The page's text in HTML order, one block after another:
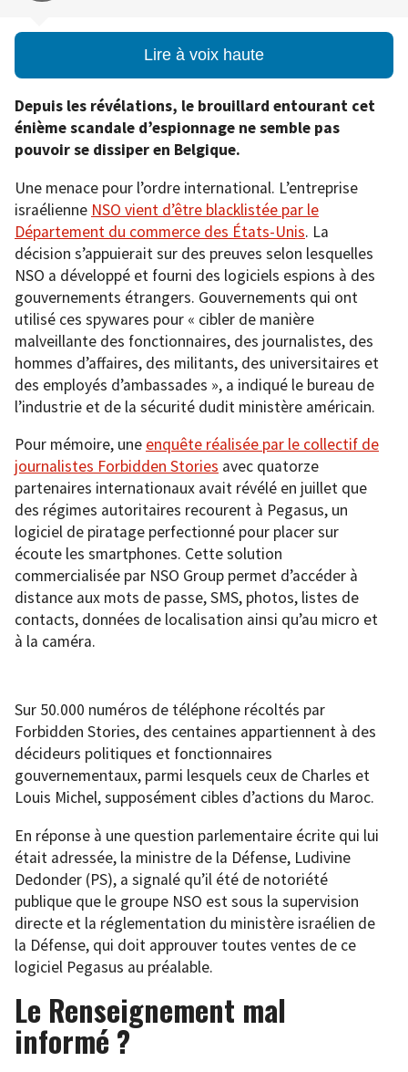
Lire à voix haute
Depuis les révélations, le brouillard entourant cet
énième scandale d’espionnage ne semble pas
pouvoir se dissiper en Belgique.
Une menace pour l’ordre international. L’entreprise
israélienne NSO vient d’être blacklistée par le
Département du commerce des États-Unis. La
décision s’appuierait sur des preuves selon lesquelles
NSO a développé et fourni des logiciels espions à des
gouvernements étrangers. Gouvernements qui ont
utilisé ces spywares pour « cibler de manière
malveillante des fonctionnaires, des journalistes, des
hommes d’affaires, des militants, des universitaires et
des employés d’ambassades », a indiqué le bureau de
l’industrie et de la sécurité dudit ministère américain.
Pour mémoire, une enquête réalisée par le collectif de
journalistes Forbidden Stories avec quatorze
partenaires internationaux avait révélé en juillet que
des régimes autoritaires recourent à Pegasus, un
logiciel de piratage perfectionné pour placer sur
écoute les smartphones. Cette solution
commercialisée par NSO Group permet d’accéder à
distance aux mots de passe, SMS, photos, listes de
contacts, données de localisation ainsi qu’au micro et
à la caméra.
Sur 50.000 numéros de téléphone récoltés par
Forbidden Stories, des centaines appartiennent à des
décideurs politiques et fonctionnaires
gouvernementaux, parmi lesquels ceux de Charles et
Louis Michel, supposément cibles d’actions du Maroc.
En réponse à une question parlementaire écrite qui lui
était adressée, la ministre de la Défense, Ludivine
Dedonder (PS), a signalé qu’il été de notoriété
publique que le groupe NSO est sous la supervision
directe et la réglementation du ministère israélien de
la Défense, qui doit approuver toutes ventes de ce
logiciel Pegasus au préalable.
Le Renseignement mal
informé ?